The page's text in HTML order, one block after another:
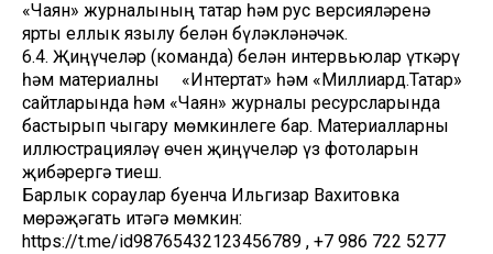
«Чаян» журналының татар һәм рус версияләренә
ярты еллык язылу белән бүләкләнәчәк.
6.4. Җиңүчеләр (команда) белән интервьюлар үткәрү
һәм материалны «Интертат» һәм «Миллиард.Татар»
сайтларында һәм «Чаян» журналы ресурсларында
бастырып чыгару мөмкинлеге бар. Материалларны
иллюстрацияләү өчен җиңүчеләр үз фотоларын
җибәрергә тиеш.
Барлык сораулар буенча Ильгизар Вахитовка
мөрәҗәгать итәгә мөмкин:
https://t.me/id98765432123456789 , +7 986 722 5277